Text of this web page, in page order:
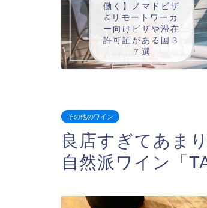
働く】ノマドビザ
&リモートワーカ
ー向けビザや滞在
許可証がある国３
７選
その他のワイン
良店すぎてあま
自然派ワイン「